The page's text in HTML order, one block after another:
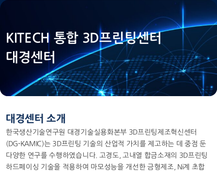
KITECH 통합 3D프린팅센터
대경센터
대경센터 소개
한국생산기술연구원 대경기술실용화본부 3D프린팅제조혁신센터
(DG-KAMIC)는 3D프린팅 기술의 산업적 가치를 제고하는 데 중점 둔
다양한 연구를 수행하였습니다. 고경도, 고내열 합금소재의 3D프린팅
하드페이싱 기술을 적용하여 마모성능을 개선한 금형제조, Ni계 초합